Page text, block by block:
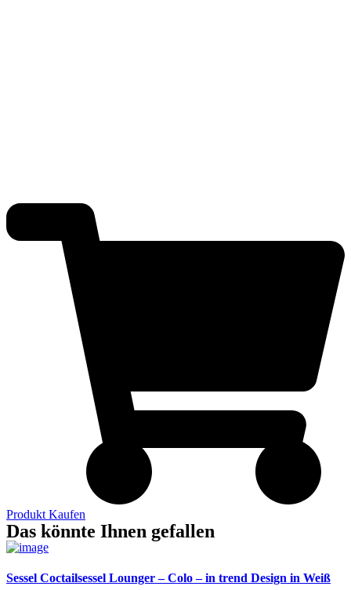
Produkt Kaufen
Das könnte Ihnen gefallen
Sessel Coctailsessel Lounger – Colo – in trend Design in Weiß